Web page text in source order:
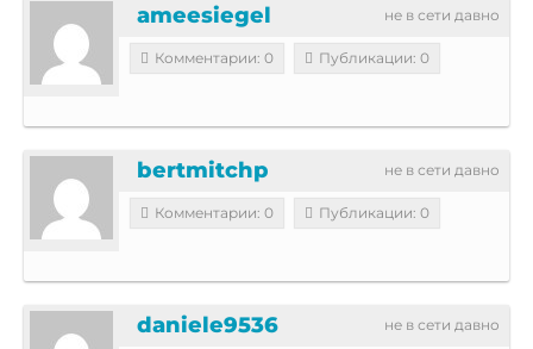
не в сети давно
ameesiegel
Комментарии: 0 Публикации: 0
не в сети давно
bertmitchp
Комментарии: 0 Публикации: 0
не в сети давно
daniele9536